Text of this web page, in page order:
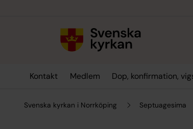
Kontakt Medlem Dop, konfirmation,
Svenska kyrkan i Norrköping Septuagesima